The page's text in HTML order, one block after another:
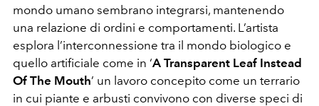
mondo umano sembrano integrarsi, mantenendo
una relazione di ordini e comportamenti. L’artista
esplora l’interconnessione tra il mondo biologico e
quello artificiale come in ‘A Transparent Leaf Instead
Of The Mouth’ un lavoro concepito come un terrario
in cui piante e arbusti convivono con diverse speci di